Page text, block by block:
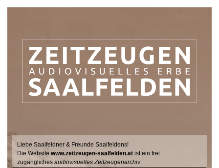
Liebe Saalfeldner & Freunde Saalfeldens!
Die Websitewww.zeitzeugen-saalfelden.at ist ein frei
zugänglichesaudiovisuelles Zeitzeugenarchiv.